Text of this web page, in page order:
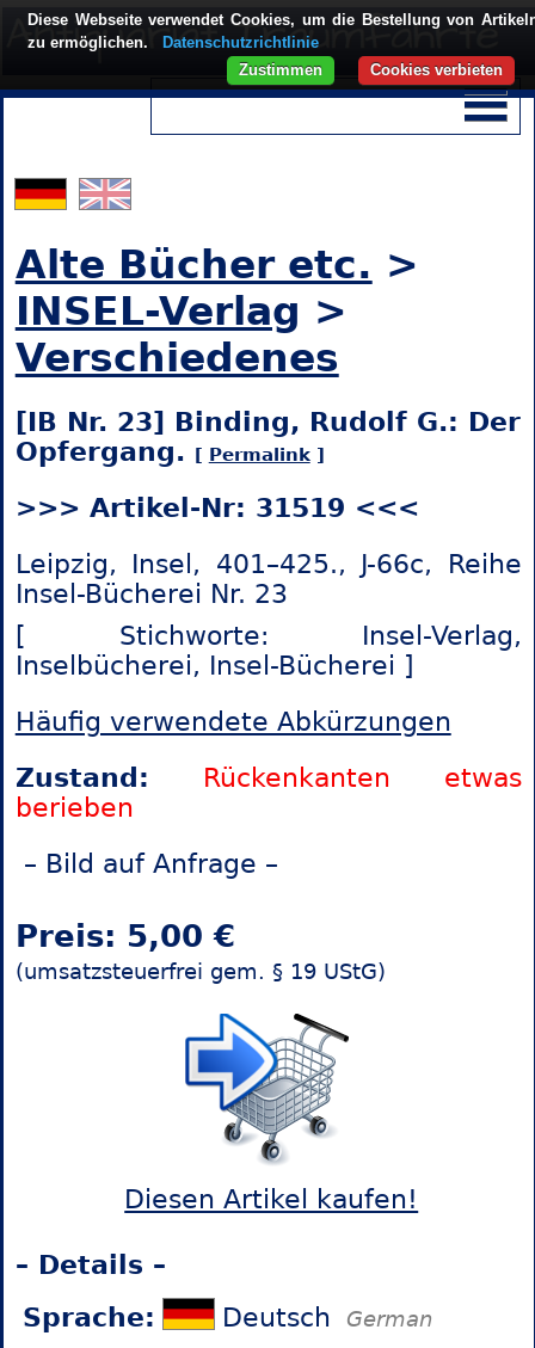
Alte Bücher etc. >
INSEL-Verlag >
Verschiedenes
[IB Nr. 23] Binding, Rudolf G.: Der
Opfergang. [ Permalink]
>>> Artikel-Nr: 31519 <<<
Leipzig, Insel, 401–425., J-66c, Reihe
Insel-Bücherei Nr. 23
[ Stichworte: Insel-Verlag,
Inselbücherei, Insel-Bücherei ]
Häufig verwendete Abkürzungen
Zustand:
Rückenkanten etwas
berieben
– Bild auf Anfrage –
Preis: 5,00 €
(umsatzsteuerfrei gem. § 19 UStG)
Diesen Artikel kaufen!
– Details –
Sprache:
Deutsch German
Diese Webseite verwendet Cookies, um die Bestellung von
zu ermöglichen.
Datenschutzrichtlinie
Cookies verbieten
Zustimmen